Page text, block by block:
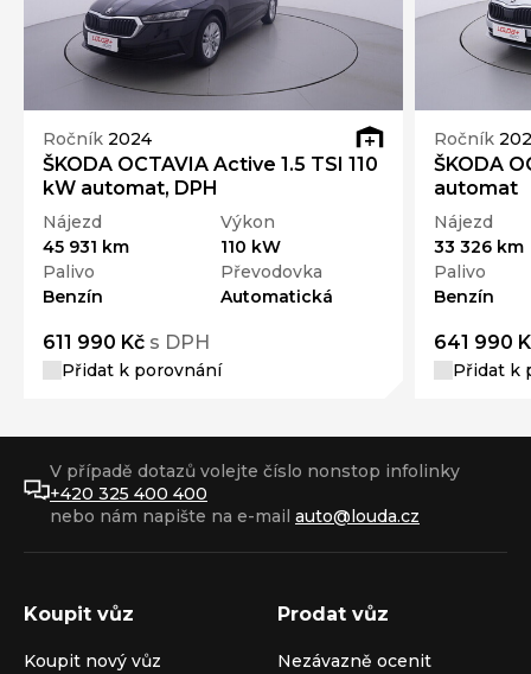
Ročník 2024
ŠKODA OCTAVIA Active 1.5 TSI 110
kW automat, DPH
Nájezd
45 931 km
Výkon
110 kW
Palivo
Benzín
Převodovka
Automatická
611 990 Kč s DPH
Přidat k porovnání
Ročník
ŠKODA
automat
Nájezd
33 326 km
Palivo
Benzín
641 990
Přidat k
V případě dotazů volejte číslo nonstop infolinky
+420 325 400 400
nebo nám napište na e-mail auto@louda.cz
Koupit vůz
Koupit nový vůz
Prodat vůz
Nezávazně ocenit